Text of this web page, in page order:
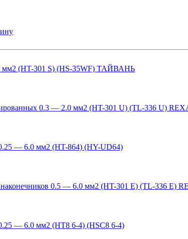
мм2 (HT-301 S) (HS-35WF) ТАЙВАНЬ
0.3 — 2.0 мм2 (HT-301 U) (TL-336 U)
— 6.0 мм2 (HT-864) (HY-UD64)
0.5 — 6.0 мм2 (HT-301 E) (TL-336 E)
— 6.0 мм2 (HT8 6-4) (HSC8 6-4)